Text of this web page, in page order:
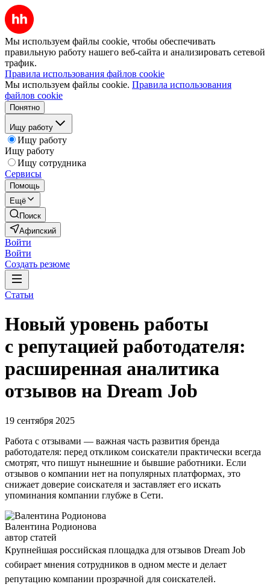
Мы используем файлы cookie, чтобы обеспечивать
правильную работу нашего веб-сайта и анализировать сетевой
трафик.
Правила использования файлов cookie
Мы используем файлы cookie. Правила использования
файлов cookie
Понятно
Ищу работу
Ищу работу
Ищу работу
Ищу сотрудника
Сервисы
Помощь
Ещё
Поиск
Афипский
Войти
Войти
Создать резюме
Статьи
Новый уровень работы
с репутацией работодателя:
расширенная аналитика
отзывов на Dream Job
19 сентября 2025
Работа с отзывами — важная часть развития бренда
работодателя: перед откликом соискатели практически всегда
смотрят, что пишут нынешние и бывшие работники. Если
отзывов о компании нет на популярных платформах, это
снижает доверие соискателя и заставляет его искать
упоминания компании глубже в Cети.
Валентина Родионова
автор статей
Крупнейшая российская площадка для отзывов Dream Job
собирает мнения сотрудников в одном месте и делает
репутацию компании прозрачной для соискателей.